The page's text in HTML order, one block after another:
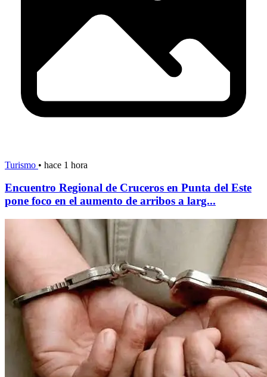
Turismo • hace 1 hora
Encuentro Regional de Cruceros en Punta del Este
pone foco en el aumento de arribos a larg...